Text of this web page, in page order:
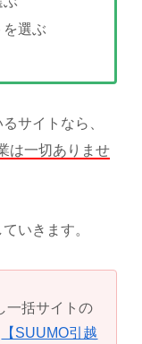
選ぶ
サイトなら、
は一切ありませ
いきます。
一括サイトの
【SUUMO引越